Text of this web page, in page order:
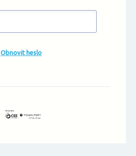
Obnovit heslo